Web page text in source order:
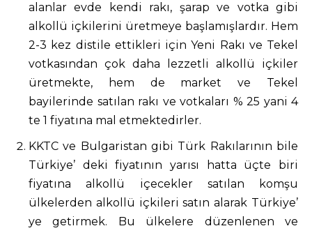
alanlar evde kendi rakı, şarap ve votka gibi
alkollü içkilerini üretmeye başlamışlardır. Hem
2-3 kez distile ettikleri için Yeni Rakı ve Tekel
votkasından çok daha lezzetli alkollü içkiler
üretmekte, hem de market ve Tekel
bayilerinde satılan rakı ve votkaları % 25 yani 4
te 1 fiyatına mal etmektedirler.
KKTC ve Bulgaristan gibi Türk Rakılarının bile
Türkiye’ deki fiyatının yarısı hatta üçte biri
fiyatına alkollü içecekler satılan komşu
ülkelerden alkollü içkileri satın alarak Türkiye’
ye getirmek. Bu ülkelere düzenlenen ve